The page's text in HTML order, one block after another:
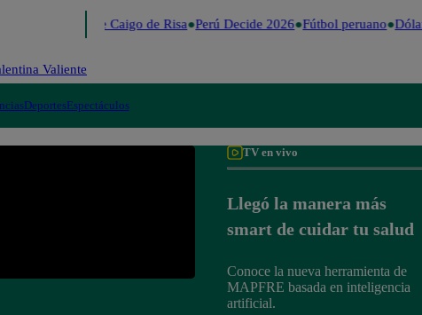
Me Caigo de Risa Perú Decide 2026 Fútbol peruano Dólar
Valiente
DeportesEspectáculos
TV en vivo
Llegó la manera más
smart de cuidar tu salud
Conoce la nueva herramienta de
MAPFRE basada en inteligencia
artificial.